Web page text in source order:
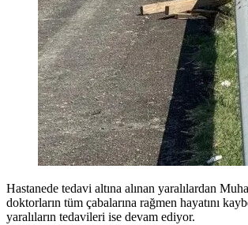
Hastanede tedavi altına alınan yaralılardan
doktorların tüm çabalarına rağmen hayatını
yaralıların tedavileri ise devam ediyor.